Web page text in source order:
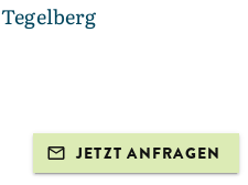
Tegelberg
JETZT ANFRAGEN